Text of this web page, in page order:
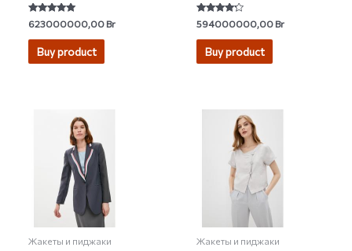
Rated
4.88
out of 5
623000000,00Br
Buy product
Rated
4.00
out of 5
594000000,00Br
Buy product
Жакеты и пиджаки Жакеты и пиджаки